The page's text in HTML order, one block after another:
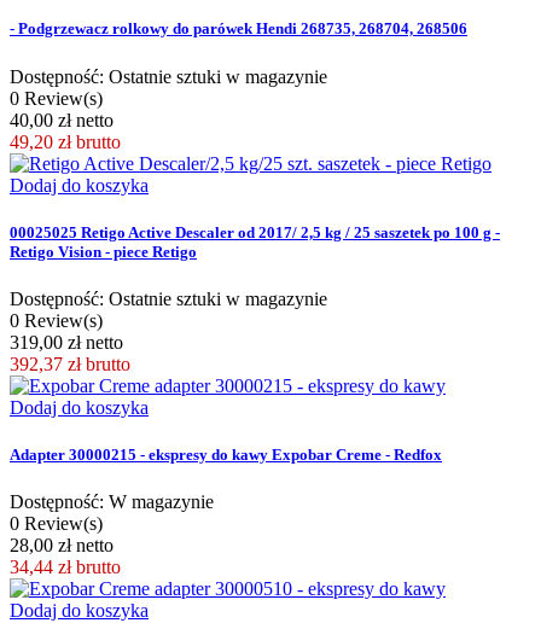
- Podgrzewacz rolkowy do parówek Hendi 268735, 268704, 268506
Dostępność: Ostatnie sztuki w magazynie
0 Review(s)
40,00 zł netto
49,20 zł brutto
Dodaj do koszyka
00025025 Retigo Active Descaler od 2017/ 2,5 kg / 25 saszetek po 100 g -
Retigo Vision - piece Retigo
Dostępność: Ostatnie sztuki w magazynie
0 Review(s)
319,00 zł netto
392,37 zł brutto
Dodaj do koszyka
Adapter 30000215 - ekspresy do kawy Expobar Creme - Redfox
Dostępność: W magazynie
0 Review(s)
28,00 zł netto
34,44 zł brutto
Dodaj do koszyka